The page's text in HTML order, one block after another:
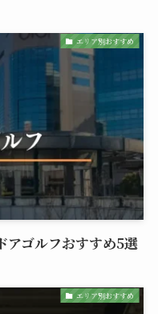
エリア別おすすめ
アゴルフおすすめ5選
エリア別おすすめ